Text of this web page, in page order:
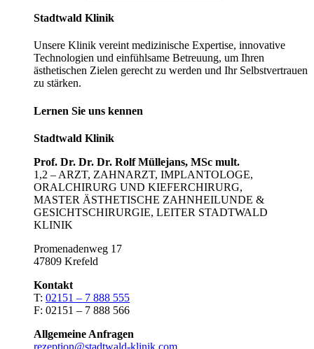
Stadtwald Klinik
Unsere Klinik vereint medizinische Expertise, innovative
Technologien und einfühlsame Betreuung, um Ihren
ästhetischen Zielen gerecht zu werden und Ihr Selbstvertrauen
zu stärken.
Lernen Sie uns kennen
Stadtwald Klinik
Prof. Dr. Dr. Dr. Rolf Müllejans, MSc mult.
1,2 – ARZT, ZAHNARZT, IMPLANTOLOGE,
ORALCHIRURG UND KIEFERCHIRURG,
MASTER ÄSTHETISCHE ZAHNHEILUNDE &
GESICHTSCHIRURGIE, LEITER STADTWALD
KLINIK
Promenadenweg 17
47809 Krefeld
Kontakt
T: 02151 – 7 888 555
F: 02151 – 7 888 566
Allgemeine Anfragen
rezeption@stadtwald-klinik.com